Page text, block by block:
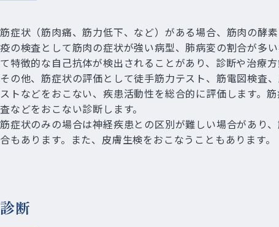
筋症状（筋肉痛、筋力低下、など）がある場合、筋肉の酵
疫の検査として筋肉の症状が強い病型、肺病変の割合が多
て特徴的な自己抗体が検出されることがあり、診断や治療方
その他、筋症状の評価として徒手筋力テスト、筋電図検査
ストなどをおこない、疾患活動性を総合的に評価します。
査などをおこない診断します。
筋症状のみの場合は神経疾患との区別が難しい場合があり
合もあります。また、皮膚生検をおこなうこともあります。
診断